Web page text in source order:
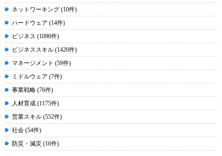
ネットワーキング (10件)
ハードウェア (14件)
ビジネス (1090件)
ビジネススキル (1420件)
マネージメント (59件)
ミドルウェア (7件)
事業戦略 (76件)
人材育成 (1175件)
営業スキル (552件)
社会 (54件)
防災・減災 (16件)